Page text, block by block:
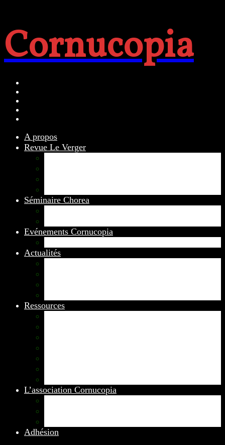
Cornucopia
A propos
Revue Le Verger
Séminaire Chorea
Evénements Cornucopia
Actualités
Ressources
L’association Cornucopia
Adhésion